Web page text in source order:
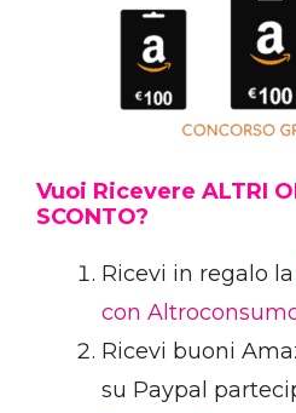
Vuoi Ricevere ALTRI
SCONTO?
Ricevi in regalo la
con
Ricevi buoni
su Paypal